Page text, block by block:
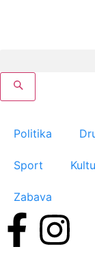
Politika
Sport
Zabava